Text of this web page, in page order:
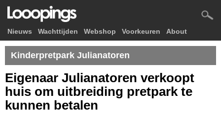
Nieuws Wachttijden Webshop Voorkeuren About
Kinderpretpark Julianatoren
Eigenaar Julianatoren verkoopt
huis om uitbreiding pretpark te
kunnen betalen